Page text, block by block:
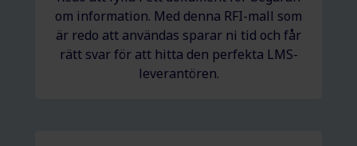
om information. Med denna RFI-mall som
är redo att användas sparar ni tid och får
rätt svar för att hitta den perfekta LMS-
leverantören.